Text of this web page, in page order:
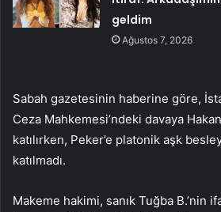
geldim
Ağustos 7, 2026
Sabah gazetesinin haberine göre,
Ceza Mahkemesi’ndeki davaya
katılırken, Peker’e platonik aşk
katılmadı.
Makeme hakimi, sanık Tuğba B.’nin